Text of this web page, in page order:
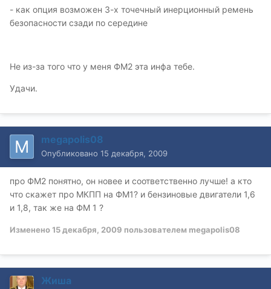
- как опция возможен 3-х точечный инерционный ремень
безопасности сзади по середине
Не из-за того что у меня ФМ2 эта инфа тебе.
Удачи.
megapolis08
Опубликовано 15 декабря, 2009
про ФМ2 понятно, он новее и соответственно лучше! а кто
что скажет про МКПП на ФМ1? и бензиновые двигатели 1,6
и 1,8, так же на ФМ 1 ?
Изменено15 декабря, 2009 пользователем megapolis08
Жиша